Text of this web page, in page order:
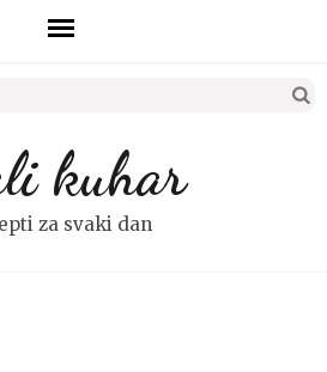
Search
kuhar
za svaki dan